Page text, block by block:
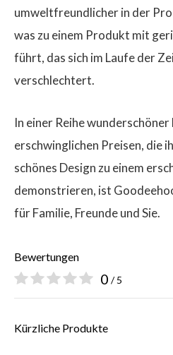
umweltfreundlicher in der
was zu einem Produkt mit
führt, das sich im Laufe der
verschlechtert.
In einer Reihe wunderschöner
erschwinglichen Preisen, die
schönes Design zu einem
demonstrieren, ist
für Familie, Freunde und Sie.
Bewertungen
0 / 5
Kürzliche Produkte